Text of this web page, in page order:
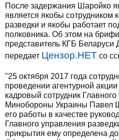
После задержания Шаройко
является якобы сотрудником
разведки и якобы работает
полковника. Об этом на
представитель КГБ
передает Цензор.НЕТ со
"25 октября 2017 года
проведении агентурной
кадровый сотрудник
Минобороны Украины Павел
его работы в качестве
Главного управления
прикрытия ему определена